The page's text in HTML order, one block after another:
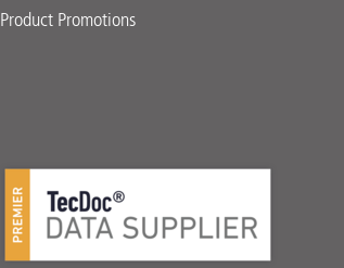
Product Promotions